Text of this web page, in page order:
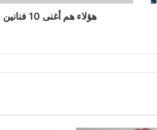
هؤلاء هم أغنى 10 فنانين في العالم